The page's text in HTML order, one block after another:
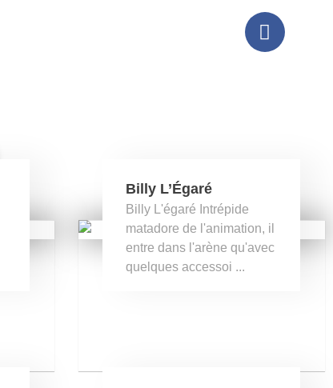
Billy L’Égaré
Billy L'égaré Intrépide
matadore de l'animation, il
entre dans l'arène qu'avec
quelques accessoi ...